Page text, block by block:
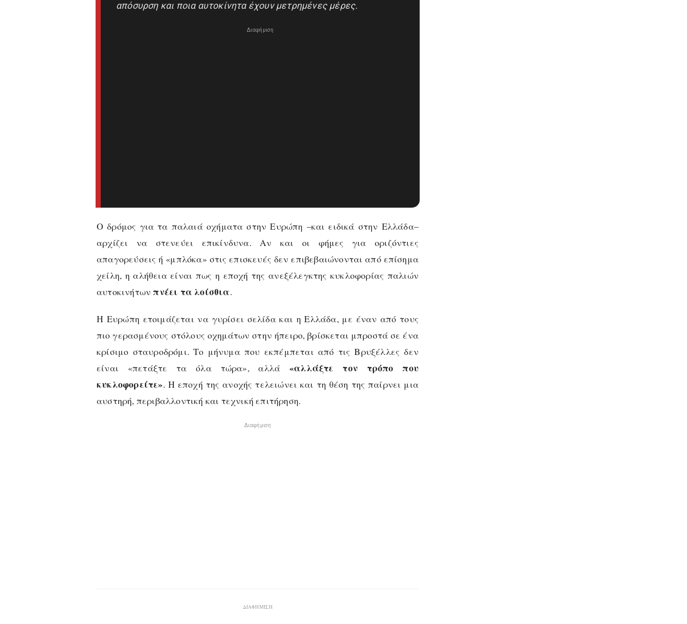
απόσυρση και ποια αυτοκίνητα έχουν μετρημένες μέρες.
Διαφήμιση
Ο δρόμος για τα παλαιά οχήματα στην Ευρώπη –και ειδικά στην Ελλάδα–
αρχίζει να στενεύει επικίνδυνα. Αν και οι φήμες για οριζόντιες
απαγορεύσεις ή «μπλόκα» στις επισκευές δεν επιβεβαιώνονται από επίσημα
χείλη, η αλήθεια είναι πως η εποχή της ανεξέλεγκτης κυκλοφορίας παλιών
αυτοκινήτωνπνέει τα λοίσθια.
Η Ευρώπη ετοιμάζεται να γυρίσει σελίδα και η Ελλάδα, με έναν από τους
πιο γερασμένους στόλους οχημάτων στην ήπειρο, βρίσκεται μπροστά σε ένα
κρίσιμο σταυροδρόμι. Το μήνυμα που εκπέμπεται από τις Βρυξέλλες δεν
είναι «πετάξτε τα όλα τώρα», αλλά «αλλάξτε τον τρόπο που
κυκλοφορείτε». Η εποχή της ανοχής τελειώνει και τη θέση της παίρνει μια
αυστηρή, περιβαλλοντική και τεχνική επιτήρηση.
Διαφήμιση
ΔΙΑΦΗΜΙΣΗ